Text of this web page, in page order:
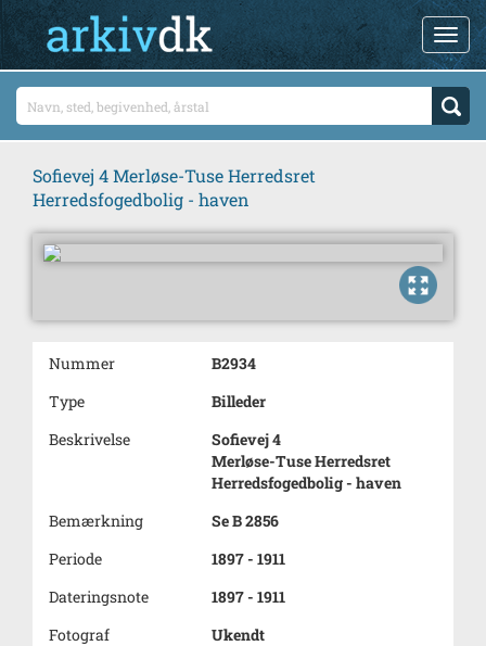
Sofievej 4 Merløse-Tuse Herredsret
Herredsfogedbolig - haven
Nummer
B2934
Type
Billeder
Beskrivelse
Sofievej 4
Merløse-Tuse Herredsret
Herredsfogedbolig - haven
Bemærkning
Se B 2856
Periode
1897 - 1911
Dateringsnote
1897 - 1911
Fotograf
Ukendt